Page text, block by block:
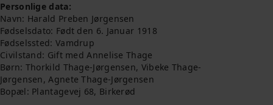
Personlige data:
Navn: Harald Preben Jørgensen
Fødselsdato: Født den 6. Januar 1918
Fødselssted: Vamdrup
Civilstand: Gift med Annelise Thage
Børn: Thorkild Thage-Jørgensen, Vibeke Thage-
Jørgensen, Agnete Thage-Jørgensen
Bopæl: Plantagevej 68, Birkerød